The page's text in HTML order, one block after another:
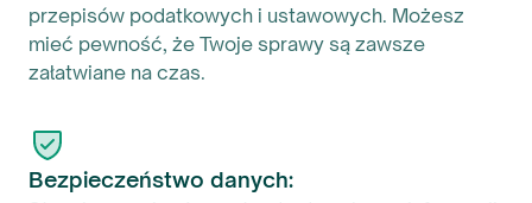
przepisów podatkowych i ustawowych. Możesz
mieć pewność, że Twoje sprawy są zawsze
załatwiane na czas.
Bezpieczeństwo danych: